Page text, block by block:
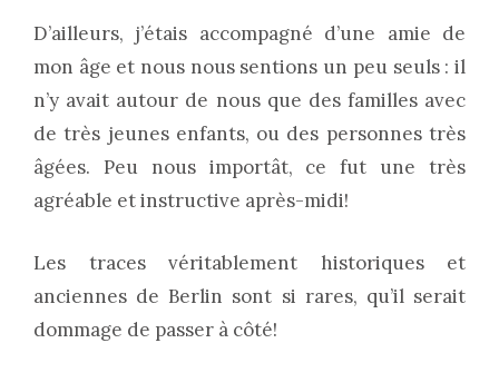
D’ailleurs, j’étais accompagné d’une amie de
mon âge et nous nous sentions un peu seuls : il
n’y avait autour de nous que des familles avec
de très jeunes enfants, ou des personnes très
âgées. Peu nous importât, ce fut une très
agréable et instructive après-midi!
Les traces véritablement historiques et
anciennes de Berlin sont si rares, qu’il serait
dommage de passer à côté!